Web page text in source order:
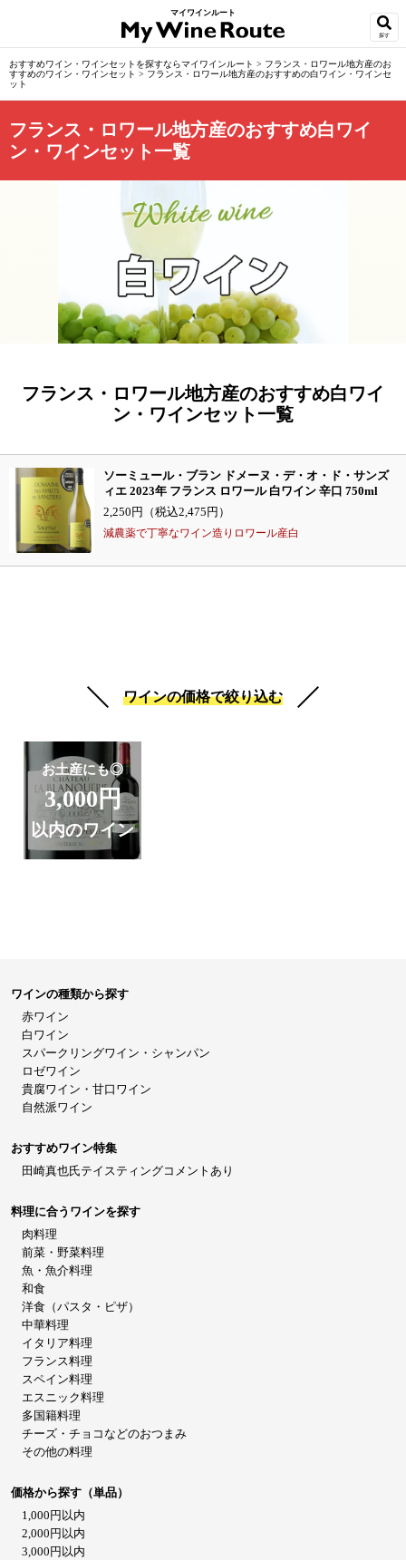
マイワインルート
探す
おすすめワイン・ワインセットを探すならマイワインルート > フランス・ロワール地方産のお
すすめのワイン・ワインセット > フランス・ロワール地方産のおすすめの白ワイン・ワインセ
ット
フランス・ロワール地方産のおすすめ白ワイ
ン・ワインセット一覧
フランス・ロワール地方産のおすすめ白ワイ
ン・ワインセット一覧
ソーミュール・ブラン ドメーヌ・デ・オ・ド・サンズ
ィエ 2023年 フランス ロワール 白ワイン 辛口 750ml
2,250円（税込2,475円）
減農薬で丁寧なワイン造りロワール産白
ワインの価格で絞り込む
お土産にも◎
3,000円
以内のワイン
ワインの種類から探す
赤ワイン
白ワイン
スパークリングワイン・シャンパン
ロゼワイン
貴腐ワイン・甘口ワイン
自然派ワイン
おすすめワイン特集
田崎真也氏テイスティングコメントあり
料理に合うワインを探す
肉料理
前菜・野菜料理
魚・魚介料理
和食
洋食（パスタ・ピザ）
中華料理
イタリア料理
フランス料理
スペイン料理
エスニック料理
多国籍料理
チーズ・チョコなどのおつまみ
その他の料理
価格から探す（単品）
1,000円以内
2,000円以内
3,000円以内